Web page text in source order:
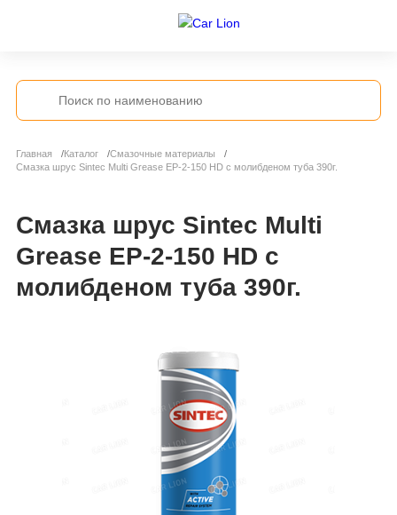
Главная Каталог
Смазочные материалы
Смазка шрус Sintec Multi Grease EP-2-150 HD с молибденом туба 390г.
Смазка шрус Sintec Multi
Grease EP-2-150 HD с
молибденом туба 390г.